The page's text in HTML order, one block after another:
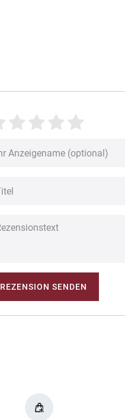
REZENSION SENDEN